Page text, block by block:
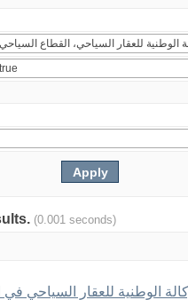
(0.001 seconds)
الوطنية للعقار السياحي